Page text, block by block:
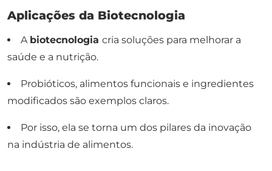
Aplicações da Biotecnologia
A biotecnologia cria soluções para melhorar a
saúde e a nutrição.
Probióticos, alimentos funcionais e ingredientes
modificados são exemplos claros.
Por isso, ela se torna um dos pilares da inovação
na indústria de alimentos.